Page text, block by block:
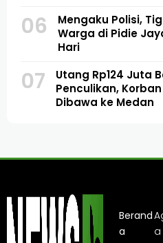
06
Mengaku Polisi,
Warga di Pidie
Hari
07
Utang Rp124 Juta
Penculikan,
Dibawa ke Medan
Berand
a
a